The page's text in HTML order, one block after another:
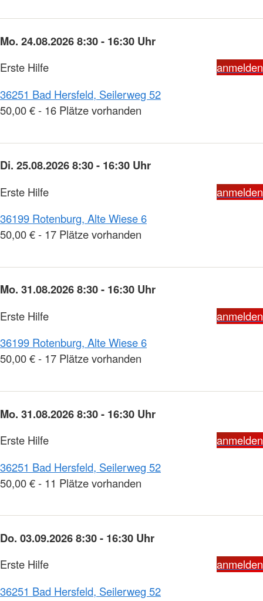
Mo. 24.08.2026 8:30 - 16:30 Uhr
Erste Hilfe
anmelden
36251 Bad Hersfeld, Seilerweg 52
50,00 € - 16 Plätze vorhanden
Di. 25.08.2026 8:30 - 16:30 Uhr
Erste Hilfe
anmelden
36199 Rotenburg, Alte Wiese 6
50,00 € - 17 Plätze vorhanden
Mo. 31.08.2026 8:30 - 16:30 Uhr
Erste Hilfe
anmelden
36199 Rotenburg, Alte Wiese 6
50,00 € - 17 Plätze vorhanden
Mo. 31.08.2026 8:30 - 16:30 Uhr
Erste Hilfe
anmelden
36251 Bad Hersfeld, Seilerweg 52
50,00 € - 11 Plätze vorhanden
Do. 03.09.2026 8:30 - 16:30 Uhr
Erste Hilfe
anmelden
36251 Bad Hersfeld, Seilerweg 52